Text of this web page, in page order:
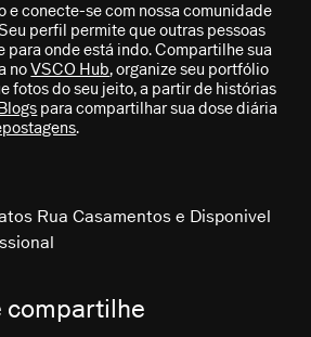
e conecte-se com nossa comunidade
perfil permite que outras pessoas
para onde está indo. Compartilhe sua
noVSCO Hub, organize seu portfólio
fotos do seu jeito, a partir de histórias
para compartilhar sua dose diária
.
compartilhe